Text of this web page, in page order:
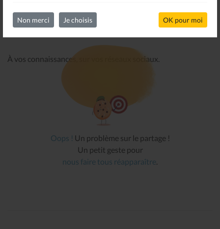
Non merci Je choisis OK pour moi
À vos connaissances, sur vos réseaux sociaux.
Oops ! Un problème sur le partage !
Un petit geste pour
nous faire tous réapparaître